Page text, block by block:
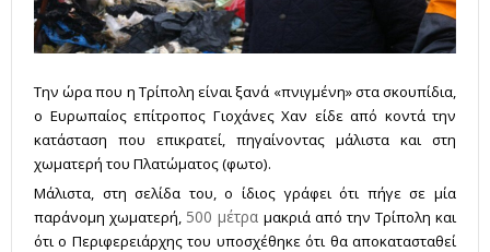
Την ώρα που η Τρίπολη είναι ξανά «πνιγμένη» στα σκουπίδια,
ο Ευρωπαίος επίτροπος Γιοχάνες Χαν είδε από κοντά την
κατάσταση που επικρατεί, πηγαίνοντας μάλιστα και στη
χωματερή του Πλατώματος (φωτο).
Μάλιστα, στη σελίδα του, ο ίδιος γράφει ότι πήγε σε μία
παράνομη χωματερή, 500 μέτρα μακριά από την Τρίπολη και
ότι ο Περιφερειάρχης του υποσχέθηκε ότι θα αποκατασταθεί